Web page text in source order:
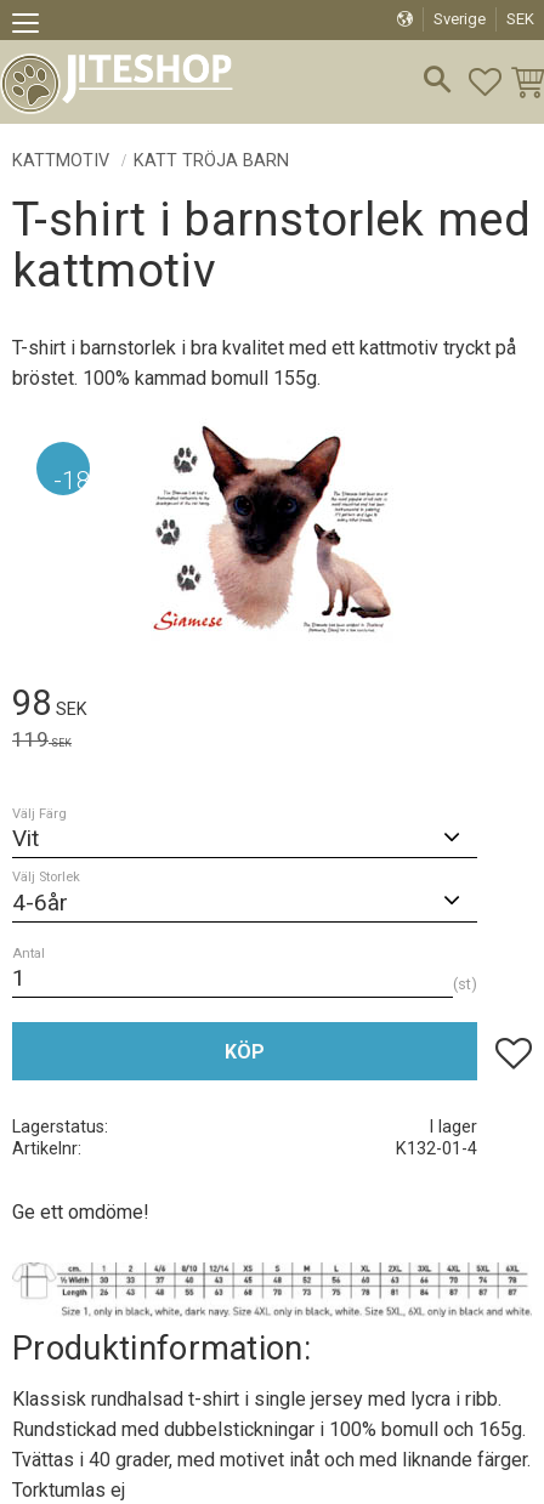
Meny
Sverige SEK
KATTMOTIV KATT TRÖJA BARN
T-shirt i barnstorlek med
kattmotiv
T-shirt i barnstorlek i bra kvalitet med ett kattmotiv tryckt på
bröstet. 100% kammad bomull 155g.
18
Nedsatt pris:
98 SEK
Ordinarie pris:
119SEK
Välj Färg
Välj Storlek
Antal
st
KÖP Lägg
Lagerstatus
I lager
Artikelnr
K132-01-4
Ge ett omdöme!
Produktinformation:
Klassisk rundhalsad t-shirt i single jersey med lycra i ribb.
Rundstickad med dubbelstickningar i 100% bomull och 165g.
Tvättas i 40 grader, med motivet inåt och med liknande färger.
Torktumlas ej